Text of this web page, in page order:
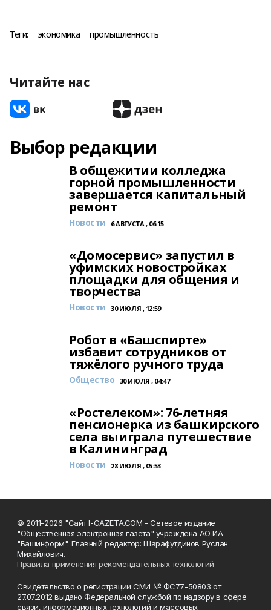
Теги: экономика промышленность
Читайте нас
Выбор редакции
В общежитии колледжа
горной промышленности
завершается капитальный
ремонт
Новости 6 АВГУСТА , 06:15
«Домосервис» запустил в
уфимских новостройках
площадки для общения и
творчества
Новости 30 ИЮЛЯ , 12:59
Робот в «Башспирте»
избавит сотрудников от
тяжёлого ручного труда
Общество 30 ИЮЛЯ , 04:47
«Ростелеком»: 76-летняя
пенсионерка из башкирского
села выиграла путешествие
в Калининград
Новости 28 ИЮЛЯ , 05:53
© 2011-2026 "Сайт I-GAZETA.COM - Сетевое издание
"Общественная электронная газета" учреждена АО ИА
"Башинформ". Главный редактор: Шарафутдинов Руслан
Михайлович.
Правила применения рекомендательных технологий
Свидетельство о регистрации СМИ № ФС77-50803 от
27.07.2012 выдано Федеральной службой по надзору в сфере
связи, информационных технологий и массовых